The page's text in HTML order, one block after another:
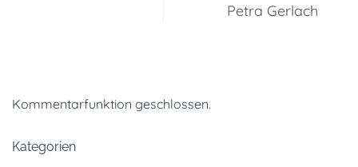
Petra Gerlach
Kommentarfunktion geschlossen.
Kategorien